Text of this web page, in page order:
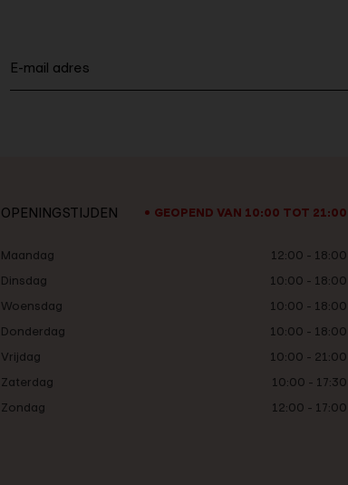
OPENINGSTIJDEN GEOPEND VAN 10:00 TOT 21:00
Maandag
12:00 - 18:00
Dinsdag
10:00 - 18:00
Woensdag
10:00 - 18:00
Donderdag
10:00 - 18:00
Vrijdag
10:00 - 21:00
Zaterdag
10:00 - 17:30
Zondag
12:00 - 17:00